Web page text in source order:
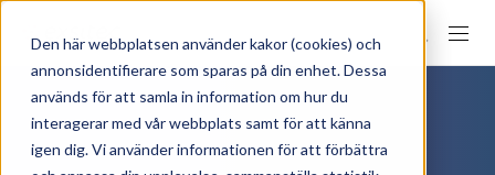
Den här webbplatsen använder kakor (cookies) och
annonsidentifierare som sparas på din enhet. Dessa
används för att samla in information om hur du
interagerar med vår webbplats samt för att känna
igen dig. Vi använder informationen för att förbättra